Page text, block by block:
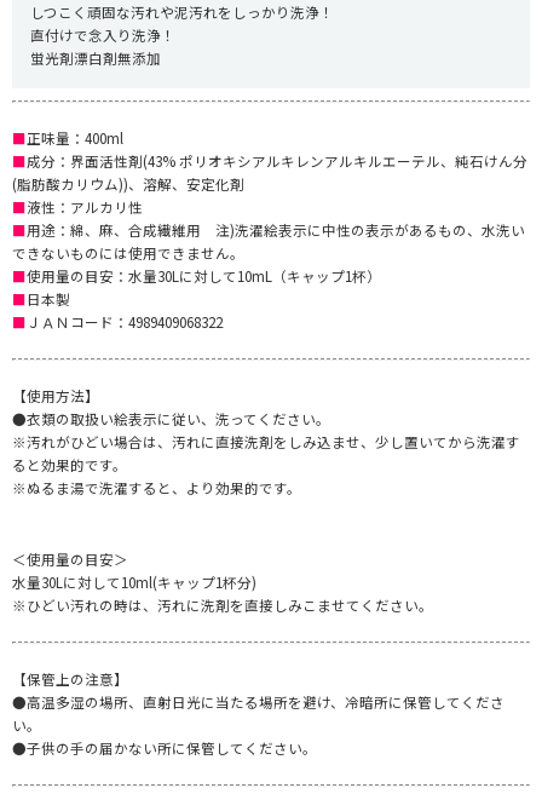
しつこく頑固な汚れや泥汚れをしっかり洗浄！
直付けで念入り洗浄！
蛍光剤漂白剤無添加
■正味量：400ml
■成分：界面活性剤(43% ポリオキシアルキレンアルキルエーテル、純石けん分
(脂肪酸カリウム))、溶解、安定化剤
■液性：アルカリ性
■用途：綿、麻、合成繊維用 注)洗濯絵表示に中性の表示があるもの、水洗い
できないものには使用できません。
■使用量の目安：水量30Lに対して10mL（キャップ1杯）
■日本製
■ ＪＡＮコード：4989409068322
【使用方法】
●衣類の取扱い絵表示に従い、洗ってください。
※汚れがひどい場合は、汚れに直接洗剤をしみ込ませ、少し置いてから洗濯す
ると効果的です。
※ぬるま湯で洗濯すると、より効果的です。
＜使用量の目安＞
水量30Lに対して10ml(キャップ1杯分)
※ひどい汚れの時は、汚れに洗剤を直接しみこませてください。
【保管上の注意】
●高温多湿の場所、直射日光に当たる場所を避け、冷暗所に保管してくださ
い。
●子供の手の届かない所に保管してください。